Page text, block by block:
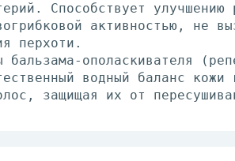
Способствует улучшению
активностью, не
перхоти.
бальзама-ополаскивателя
водный баланс кожи
защищая их от